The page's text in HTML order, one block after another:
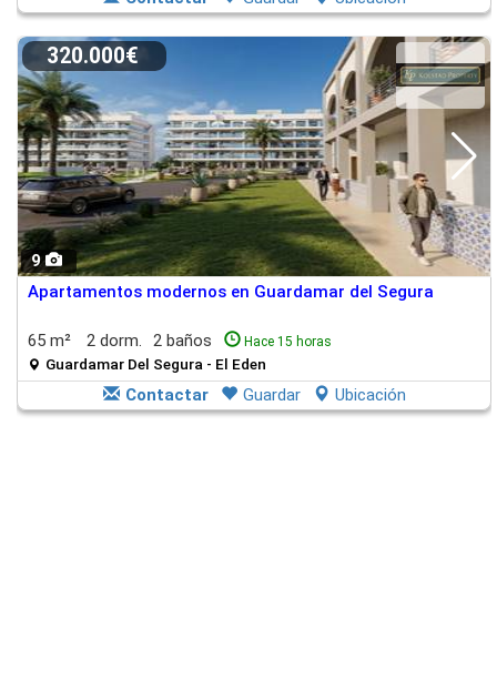
9
320.000€
Apartamentos modernos en Guardamar del Segura
65 m² 2 dorm. 2 baños Hace 15 horas
Guardamar Del Segura - El Eden
Contactar Guardar Ubicación